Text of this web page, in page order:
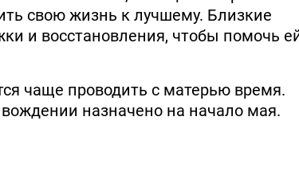
свою жизнь к лучшему. Близкие
и восстановления, чтобы помочь
чаще проводить с матерью время.
назначено на начало мая.